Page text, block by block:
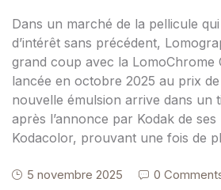
Dans un marché de la pellicule
d’intérêt sans précédent,
grand coup avec la LomoChrome
lancée en octobre 2025 au prix
nouvelle émulsion arrive dans un
après l’annonce par Kodak de ses
Kodacolor, prouvant une fois de
5 novembre 2025 0